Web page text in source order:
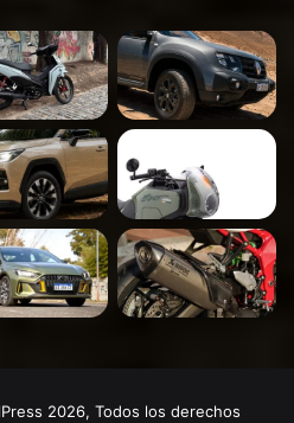
2026, Todos los derechos